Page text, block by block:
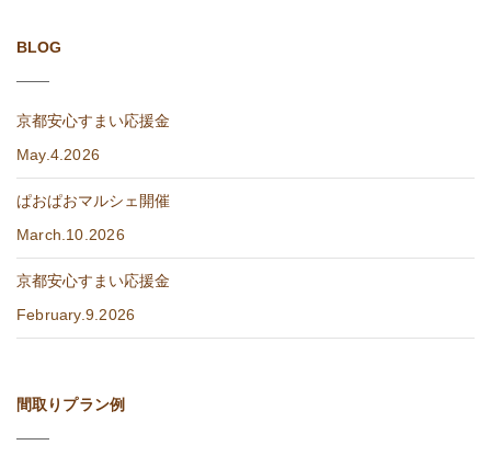
BLOG
京都安心すまい応援金
May.4.2026
ぱおぱおマルシェ開催
March.10.2026
京都安心すまい応援金
February.9.2026
間取りプラン例